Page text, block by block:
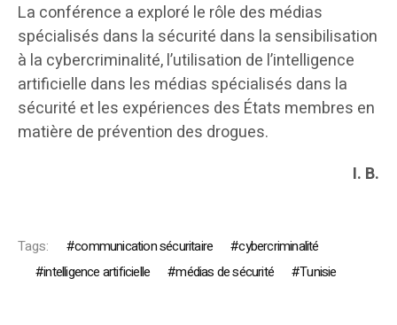
La conférence a exploré le rôle des médias
spécialisés dans la sécurité dans la sensibilisation
à la cybercriminalité, l’utilisation de l’intelligence
artificielle dans les médias spécialisés dans la
sécurité et les expériences des États membres en
matière de prévention des drogues.
I. B.
Tags: communication sécuritaire
cybercriminalité
intelligence artificielle
médias de sécurité Tunisie